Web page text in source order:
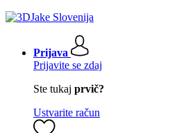
Prijava
Prijavite se zdaj
Ste tukaj prvič?
Ustvarite račun